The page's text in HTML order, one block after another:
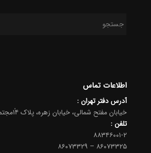
اطلاعات تماس
آدرس دفتر تهران :
خیابان مفتح شمالی، خیابان زهره، پلاک ۱۴ٰمجتمع رزا، طبقه ۲،واحد ۴
تلفن :
۸۸۳۴۶۰۰۱-۲
۸۶۰۷۳۳۲۵ – ۸۶۰۷۳۳۲۹